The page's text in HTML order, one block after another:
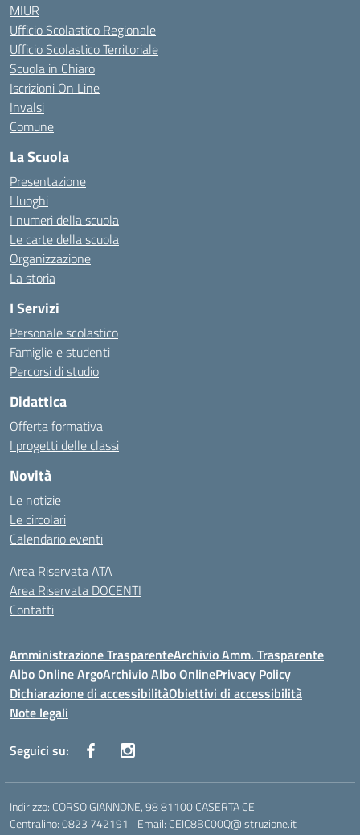
MIUR
Ufficio Scolastico Regionale
Ufficio Scolastico Territoriale
Scuola in Chiaro
Iscrizioni On Line
Invalsi
Comune
La Scuola
Presentazione
I luoghi
I numeri della scuola
Le carte della scuola
Organizzazione
La storia
I Servizi
Personale scolastico
Famiglie e studenti
Percorsi di studio
Didattica
Offerta formativa
I progetti delle classi
Novità
Le notizie
Le circolari
Calendario eventi
Area Riservata ATA
Area Riservata DOCENTI
Contatti
Amministrazione TrasparenteArchivio Amm. Trasparente
Albo Online ArgoArchivio Albo OnlinePrivacy Policy
Dichiarazione di accessibilitàObiettivi di accessibilità
Note legali
Seguici su:
Indirizzo: CORSO GIANNONE, 98 81100 CASERTA CE
Centralino:0823 742191 Email: CEIC8BC00Q@istruzione.it